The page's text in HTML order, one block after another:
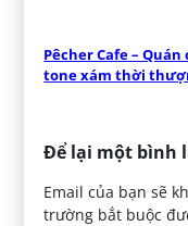
Pêcher Cafe – Quán
tone xám thời
Để lại một bình
Email của bạn sẽ
trường bắt buộc